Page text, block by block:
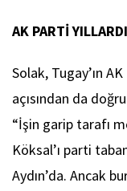
AK PARTİ
Solak, Tugay’ın
açısından da
“İşin garip tarafı
Köksal’ı parti
Aydın’da. Ancak